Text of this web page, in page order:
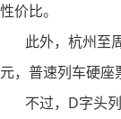
性价比。
此外，杭州至周
元，普速列车硬
不过，D字头列